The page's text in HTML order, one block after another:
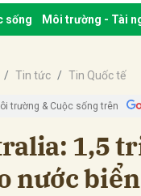
sống Môi trường - Tài
Tin tức Tin Quốc tế
trường & Cuộc sống trên
1,5
nước